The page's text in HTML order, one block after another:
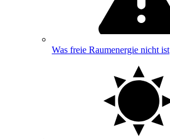
Was freie Raumenergie nicht ist